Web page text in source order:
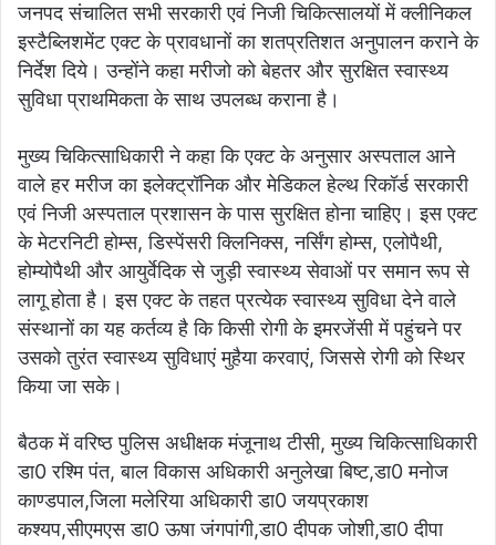
जनपद संचालित सभी सरकारी एवं निजी चिकित्सालयों में क्लीनिकल
इस्टैब्लिशमेंट एक्ट के प्रावधानों का शतप्रतिशत अनुपालन कराने के
निर्देश दिये। उन्होंने कहा मरीजो को बेहतर और सुरक्षित स्वास्थ्य
सुविधा प्राथमिकता के साथ उपलब्ध कराना है।
मुख्य चिकित्साधिकारी ने कहा कि एक्ट के अनुसार अस्पताल आने
वाले हर मरीज का इलेक्ट्रॉनिक और मेडिकल हेल्थ रिकॉर्ड सरकारी
एवं निजी अस्पताल प्रशासन के पास सुरक्षित होना चाहिए। इस एक्ट
के मेटरनिटी होम्स, डिस्पेंसरी क्लिनिक्स, नर्सिंग होम्स, एलोपैथी,
होम्योपैथी और आयुर्वेदिक से जुड़ी स्वास्थ्य सेवाओं पर समान रूप से
लागू होता है। इस एक्ट के तहत प्रत्येक स्वास्थ्य सुविधा देने वाले
संस्थानों का यह कर्तव्य है कि किसी रोगी के इमरजेंसी में पहुंचने पर
उसको तुरंत स्वास्थ्य सुविधाएं मुहैया करवाएं, जिससे रोगी को स्थिर
किया जा सके।
बैठक में वरिष्ठ पुलिस अधीक्षक मंजूनाथ टीसी, मुख्य चिकित्साधिकारी
डा0 रश्मि पंत, बाल विकास अधिकारी अनुलेखा बिष्ट,डा0 मनोज
काण्डपाल,जिला मलेरिया अधिकारी डा0 जयप्रकाश
कश्यप,सीएमएस डा0 ऊषा जंगपांगी,डा0 दीपक जोशी,डा0 दीपा